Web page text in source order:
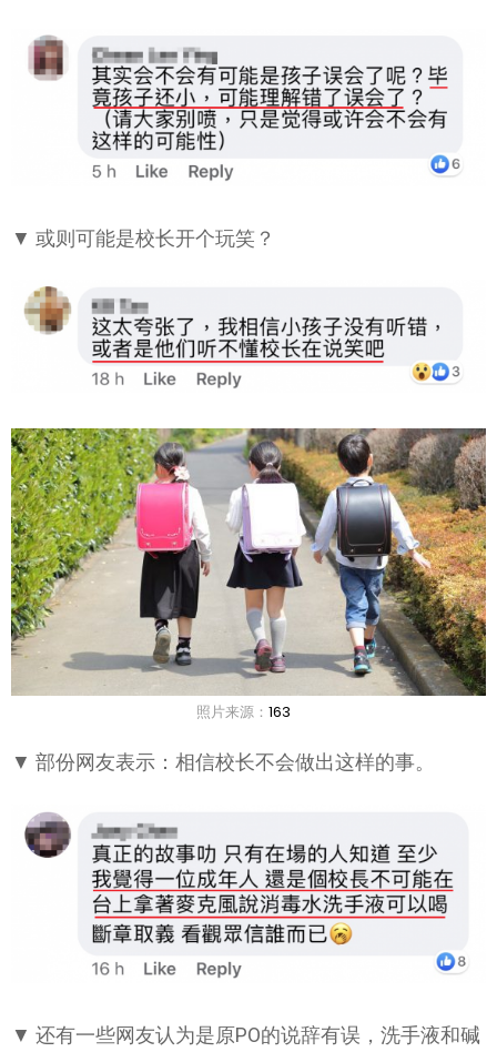
▼ 或则可能是校长开个玩笑？
照片来源： 163
▼ 部份网友表示：相信校长不会做出这样的事。
▼ 还有一些网友认为是原PO的说辞有误，洗手液和碱